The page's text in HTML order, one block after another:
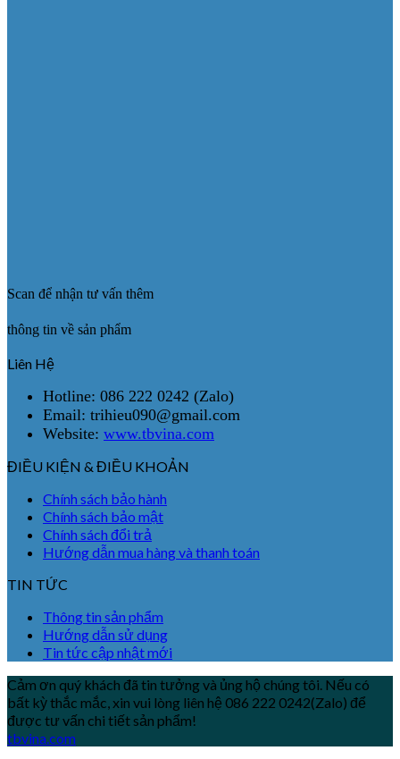
Scan để nhận tư vấn thêm
thông tin về sản phẩm
Liên Hệ
Hotline: 086 222 0242 (Zalo)
Email: trihieu090@gmail.com
Website: www.tbvina.com
ĐIỀU KIỆN & ĐIỀU KHOẢN
Chính sách bảo hành
Chính sách bảo mật
Chính sách đổi trả
Hướng dẫn mua hàng và thanh toán
TIN TỨC
Thông tin sản phẩm
Hướng dẫn sử dụng
Tin tức cập nhật mới
Cảm ơn quý khách đã tin tưởng và ủng hộ chúng tôi. Nếu có
bất kỳ thắc mắc, xin vui lòng liên hệ 086 222 0242(Zalo) để
được tư vấn chi tiết sản phẩm!
tbvina.com